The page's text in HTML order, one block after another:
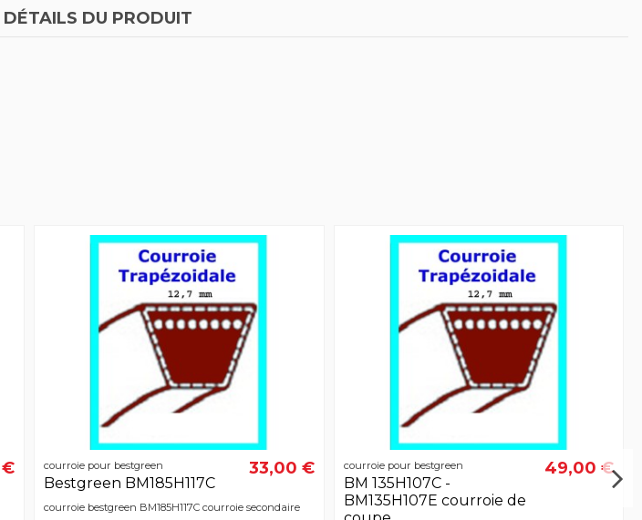
DÉTAILS DU PRODUIT
courroie pour bestgreen
Bestgreen BM185H117C
33,00 €
courroie bestgreen BM185H117C courroie secondaire
courroie pour bestgreen
BM 135H107C -
BM135H107E courroie de
49,00 €